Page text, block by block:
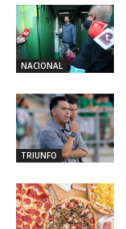
NACIONAL
TRIUNFO